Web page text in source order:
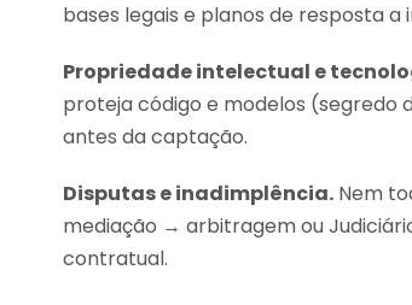
bases legais e planos de resposta a
Propriedade intelectual e
proteja código e modelos (segredo
antes da captação.
Disputas e inadimplência. Nem
mediação → arbitragem ou
contratual.